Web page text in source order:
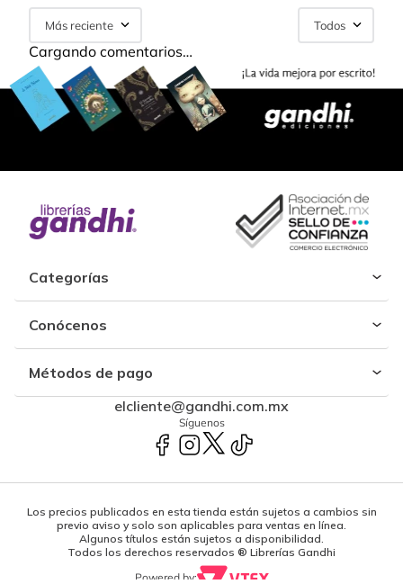
Más reciente Todos
Cargando comentarios…
Categorías
Conócenos
Métodos de pago
elcliente@gandhi.com.mx
Síguenos
Los precios publicados en esta tienda están sujetos a cambios sin
previo aviso y solo son aplicables para ventas en línea.
Algunos títulos están sujetos a disponibilidad.
Todos los derechos reservados ® Librerías Gandhi
Powered by: